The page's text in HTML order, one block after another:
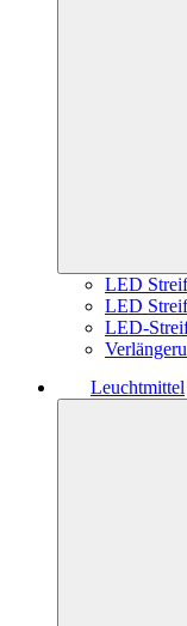
LED
LED
LED-
Leuchtmittel